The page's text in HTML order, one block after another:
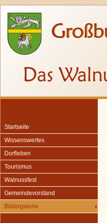
Startseite
Wissenswertes
Dorfleben
Tourismus
Walnussfest
Gemeindevorstand
Bildergalerie